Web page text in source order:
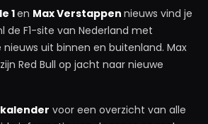
1en Max Verstappen nieuws vind je
de F1-site van Nederland met
uit binnen en buitenland. Max
Red Bull op jacht naar nieuwe
kalender voor een overzicht van alle